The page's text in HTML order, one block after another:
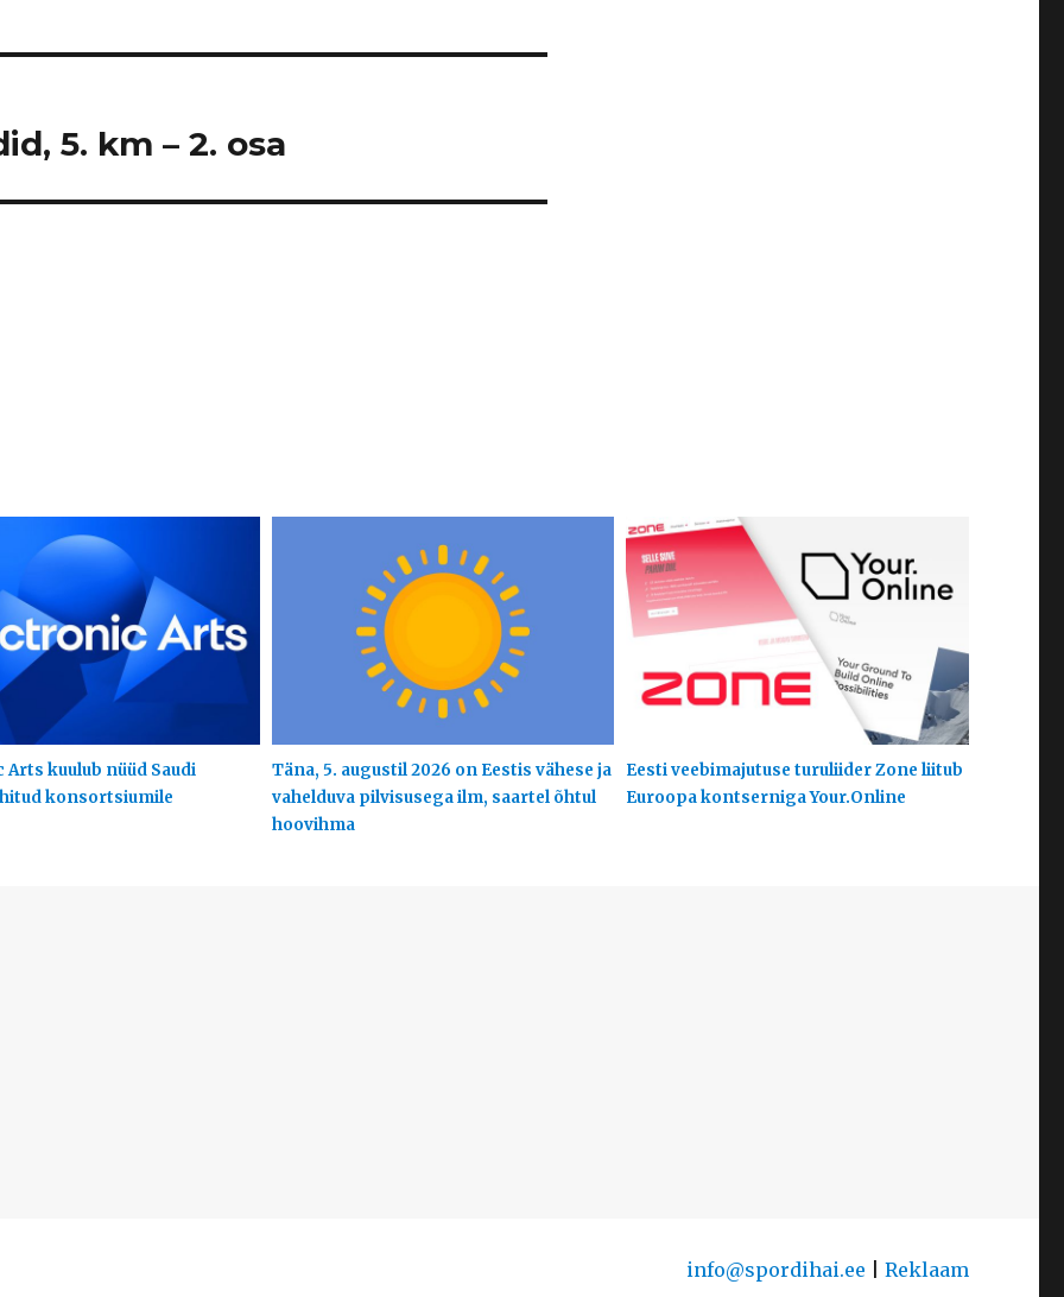
5. km – 2. osa
Arts kuulub nüüd Saudi
konsortsiumile
Täna, 5. augustil 2026 on Eestis vähese ja
vahelduva pilvisusega ilm, saartel õhtul
hoovihma
Eesti veebimajutuse turuliider Zone liitub
Euroopa kontserniga Your.Online
info@spordihai.ee Reklaam